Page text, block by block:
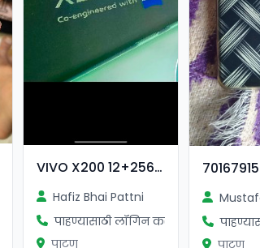
VIVO X200 12+256GB 9 MAHINA USE
Hafiz Bhai Pattni
पाहण्यासाठी लॉगिन करा
पाटण
पाटण